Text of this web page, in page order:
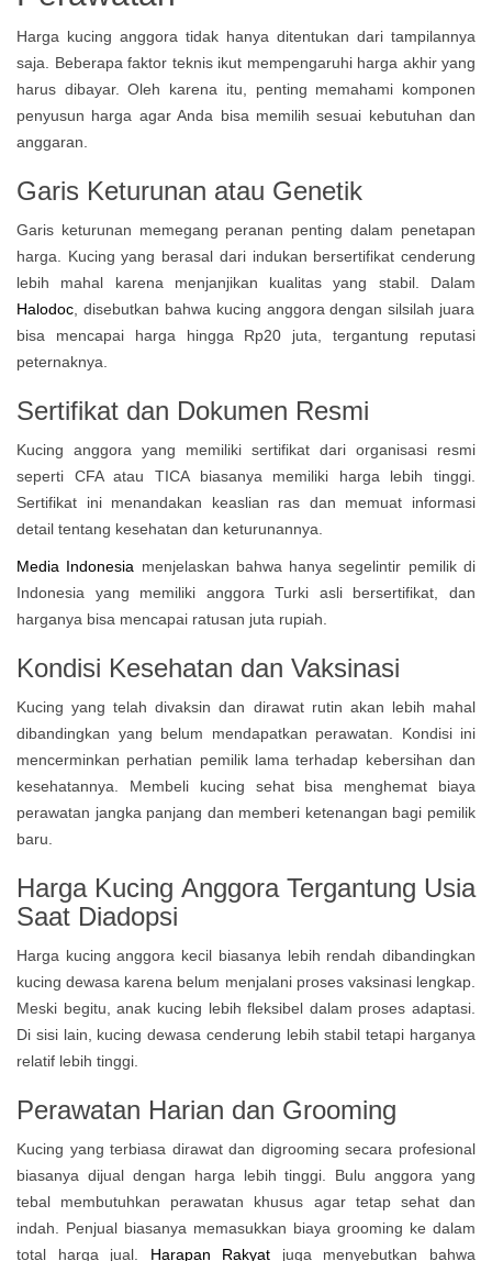
Harga kucing anggora tidak hanya ditentukan dari tampilannya
saja. Beberapa faktor teknis ikut mempengaruhi harga akhir yang
harus dibayar. Oleh karena itu, penting memahami komponen
penyusun harga agar Anda bisa memilih sesuai kebutuhan dan
anggaran.
Garis Keturunan atau Genetik
Garis keturunan memegang peranan penting dalam penetapan
harga. Kucing yang berasal dari indukan bersertifikat cenderung
lebih mahal karena menjanjikan kualitas yang stabil. Dalam
Halodoc , disebutkan bahwa kucing anggora dengan silsilah juara
bisa mencapai harga hingga Rp20 juta, tergantung reputasi
peternaknya.
Sertifikat dan Dokumen Resmi
Kucing anggora yang memiliki sertifikat dari organisasi resmi
seperti CFA atau TICA biasanya memiliki harga lebih tinggi.
Sertifikat ini menandakan keaslian ras dan memuat informasi
detail tentang kesehatan dan keturunannya.
Media Indonesia menjelaskan bahwa hanya segelintir pemilik di
Indonesia yang memiliki anggora Turki asli bersertifikat, dan
harganya bisa mencapai ratusan juta rupiah.
Kondisi Kesehatan dan Vaksinasi
Kucing yang telah divaksin dan dirawat rutin akan lebih mahal
dibandingkan yang belum mendapatkan perawatan. Kondisi ini
mencerminkan perhatian pemilik lama terhadap kebersihan dan
kesehatannya. Membeli kucing sehat bisa menghemat biaya
perawatan jangka panjang dan memberi ketenangan bagi pemilik
baru.
Harga Kucing Anggora Tergantung Usia
Saat Diadopsi
Harga kucing anggora kecil biasanya lebih rendah dibandingkan
kucing dewasa karena belum menjalani proses vaksinasi lengkap.
Meski begitu, anak kucing lebih fleksibel dalam proses adaptasi.
Di sisi lain, kucing dewasa cenderung lebih stabil tetapi harganya
relatif lebih tinggi.
Perawatan Harian dan Grooming
Kucing yang terbiasa dirawat dan digrooming secara profesional
biasanya dijual dengan harga lebih tinggi. Bulu anggora yang
tebal membutuhkan perawatan khusus agar tetap sehat dan
indah. Penjual biasanya memasukkan biaya grooming ke dalam
total harga jual.
Harapan Rakyat juga menyebutkan bahwa